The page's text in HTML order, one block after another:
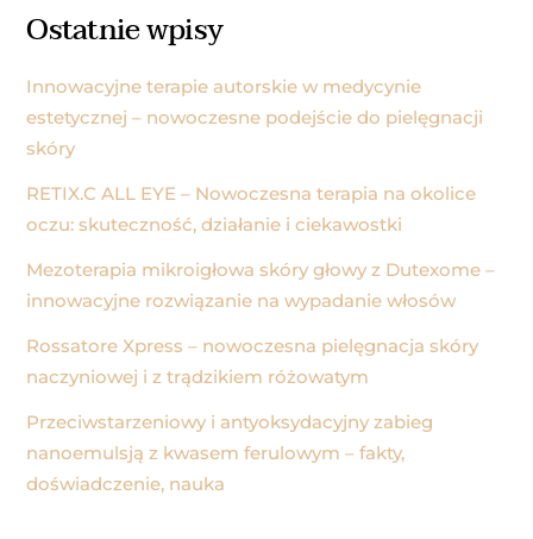
Ostatnie wpisy
Innowacyjne terapie autorskie w medycynie
estetycznej – nowoczesne podejście do pielęgnacji
skóry
RETIX.C ALL EYE – Nowoczesna terapia na okolice
oczu: skuteczność, działanie i ciekawostki
Mezoterapia mikroigłowa skóry głowy z Dutexome –
innowacyjne rozwiązanie na wypadanie włosów
Rossatore Xpress – nowoczesna pielęgnacja skóry
naczyniowej i z trądzikiem różowatym
Przeciwstarzeniowy i antyoksydacyjny zabieg
nanoemulsją z kwasem ferulowym – fakty,
doświadczenie, nauka